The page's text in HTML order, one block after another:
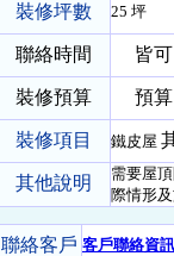
裝修坪數 25 坪
聯絡時間 皆可
裝修預算 預算
裝修項目 鐵皮屋
其他說明
需要屋
際情形
聯絡客戶 客戶聯絡資訊